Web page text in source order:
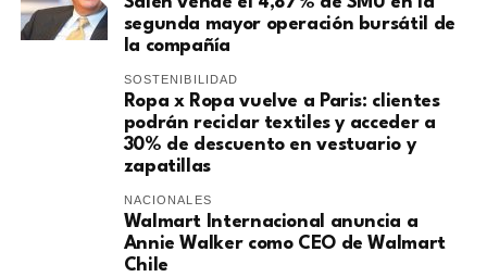
segunda mayor operación bursátil de
la compañía
SOSTENIBILIDAD
Ropa x Ropa vuelve a Paris: clientes
podrán reciclar textiles y acceder a
30% de descuento en vestuario y
zapatillas
NACIONALES
Walmart Internacional anuncia a
Annie Walker como CEO de Walmart
Chile